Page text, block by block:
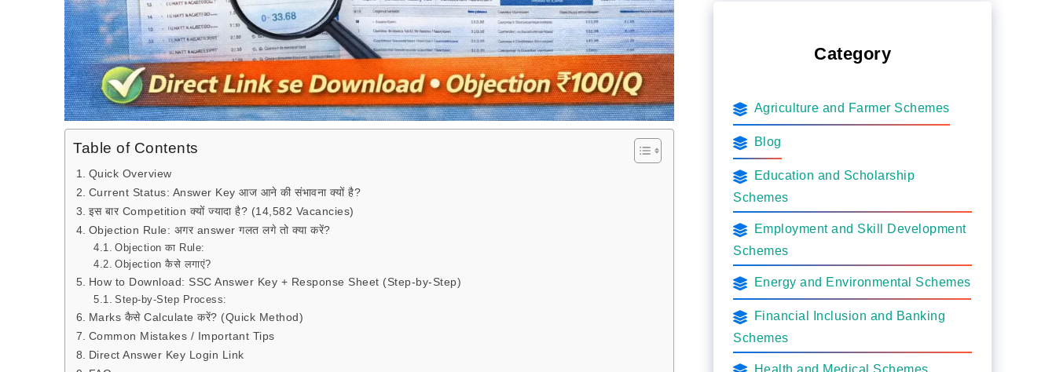
Table of Contents
Quick Overview
Current Status: Answer Key आज आने की संभावना क्यों है?
इस बार Competition क्यों ज्यादा है? (14,582 Vacancies)
Objection Rule: अगर answer गलत लगे तो क्या करें?
Objection का Rule:
Objection कैसे लगाएं?
How to Download: SSC Answer Key + Response Sheet (Step-by-Step)
Step-by-Step Process:
Marks कैसे Calculate करें? (Quick Method)
Common Mistakes / Important Tips
Direct Answer Key Login Link
Category
Agriculture and Farmer Schemes
Blog
Education and Scholarship
Schemes
Employment and Skill Development
Schemes
Energy and Environmental Schemes
Financial Inclusion and Banking
Schemes